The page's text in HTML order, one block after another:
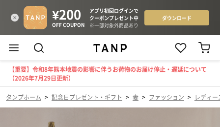
【重要】令和8年熊本地震の影響に伴うお荷物のお届け停止・遅延について
（2026年7月29日更新）
タンプホーム > 記念日プレゼント・ギフト > 妻 > ファッション > レディ